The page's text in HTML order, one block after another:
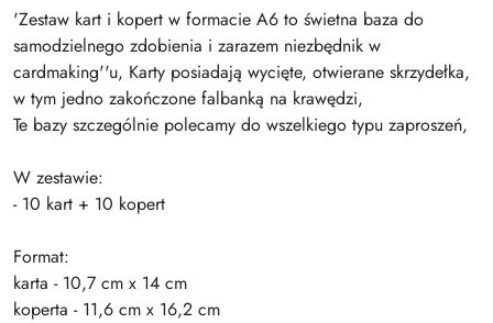
'Zestaw kart i kopert w formacie A6 to świetna baza do
samodzielnego zdobienia i zarazem niezbędnik w
cardmaking''u, Karty posiadają wycięte, otwierane skrzydełka,
w tym jedno zakończone falbanką na krawędzi,
Te bazy szczególnie polecamy do wszelkiego typu zaproszeń,
W zestawie:
- 10 kart + 10 kopert
Format:
karta - 10,7 cm x 14 cm
koperta - 11,6 cm x 16,2 cm